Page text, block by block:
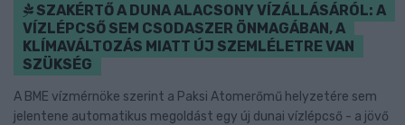
SZAKÉRTŐ A DUNA ALACSONY VÍZÁLLÁSÁRÓL: A
VÍZLÉPCSŐ SEM CSODASZER ÖNMAGÁBAN, A
KLÍMAVÁLTOZÁS MIATT ÚJ SZEMLÉLETRE VAN
SZÜKSÉG
A BME vízmérnöke szerint a Paksi Atomerőmű helyzetére sem
jelentene automatikus megoldást egy új dunai vízlépcső - a jövő